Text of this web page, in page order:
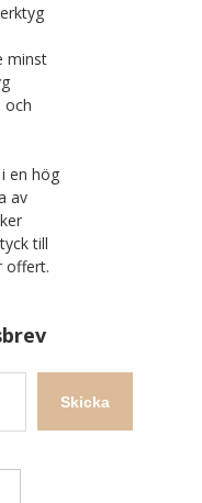
minst
och
en hög
av
till
offert.